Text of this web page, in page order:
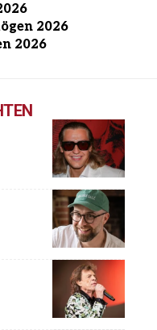
2026
2026